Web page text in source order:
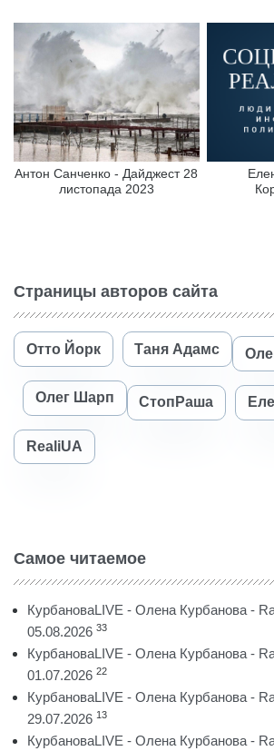
Антон Санченко - Дайджест 28
листопада 2023
Страницы авторов сайта
Отто Йорк Таня Адамс
Олег Шарп СтопРаша
RealiUA
Самое читаемое
КурбановаLIVE - Олена Курбанова -
05.08.2026 33
КурбановаLIVE - Олена Курбанова -
01.07.2026 22
КурбановаLIVE - Олена Курбанова -
29.07.2026 13
КурбановаLIVE - Олена Курбанова -